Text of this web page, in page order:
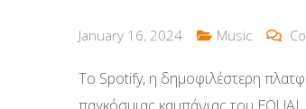
January 16, 2024 Music
Το Spotify, η δημοφιλέστερη